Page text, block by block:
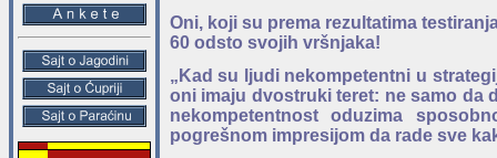
Oni, koji su prema rezultatima
60 odsto svojih vršnjaka!
„Kad su ljudi nekompetentni u
oni imaju dvostruki teret: ne samo da
nekompetentnost oduzima
pogrešnom impresijom da rade sve